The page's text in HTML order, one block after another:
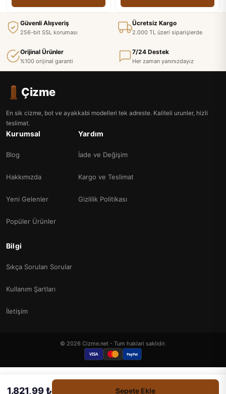
1.821,99 ₺ Sepete Ekle
Güvenli Alışveriş
256-bit SSL koruması
Ücretsiz Kargo
2.000 TL üzeri siparişlerde
Orijinal Ürünler
%100 orijinal garanti
7/24 Destek
Her zaman yanınızdayız
Çizme
En sik cizme, bot ve ayakkabi modelleri tek adreste. Kaliteli urunler, hizli
teslimat.
Kurumsal
Blog
Hakkımızda
Yeni Gelenler
Popüler Ürünler
Yardım
İade ve Değişim
Kargo ve Teslimat
Gizlilik Politikası
Bilgi
Sıkça Sorulan Sorular
Kullanım Şartları
İletişim
© 2026 Cizme.net - Tum haklari saklidir.
VISA PayPal